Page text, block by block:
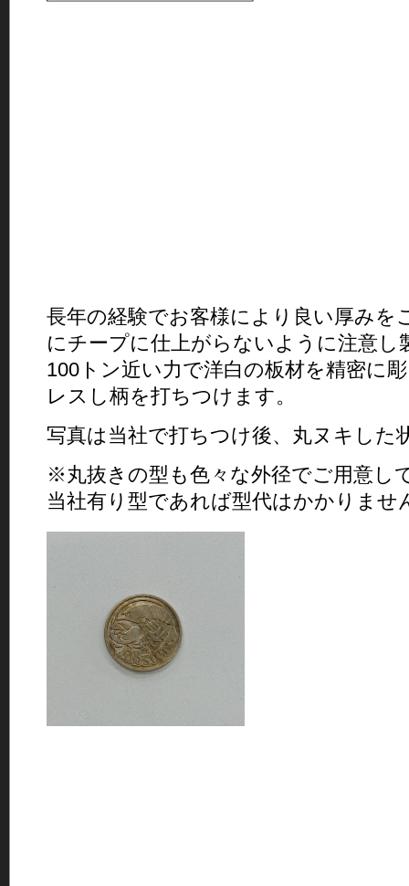
長年の経験でお客様により良い厚みを
にチープに仕上がらないように注意し
100トン近い力で洋白の板材を精密に
レスし柄を打ちつけます。
写真は当社で打ちつけ後、丸ヌキした
※丸抜きの型も色々な外径でご用意し
当社有り型であれば型代はかかりませ